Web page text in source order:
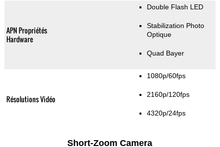
APN Propriétés
Hardware
Double Flash LED
Stabilization Photo
Optique
Quad Bayer
Résolutions Vidéo
1080p/60fps
2160p/120fps
4320p/24fps
Short-Zoom Camera